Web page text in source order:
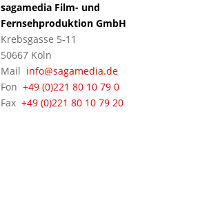
sagamedia Film- und
Fernsehproduktion GmbH
Krebsgasse 5-11
50667 Köln
Mail info@sagamedia.de
Fon+49 (0)221 80 10 79 0
Fax+49 (0)221 80 10 79 20